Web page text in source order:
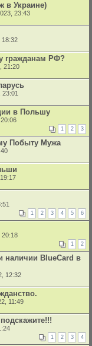
в Украине)
23:43
18:32
гражданам РФ?
21:20
23:01
в Польшу
1 2 3
Побыту Мужа
1 2 3 4 5 6
20:18
1 2
наличии BlueCard в
12:32
11:49
1 2 3 4